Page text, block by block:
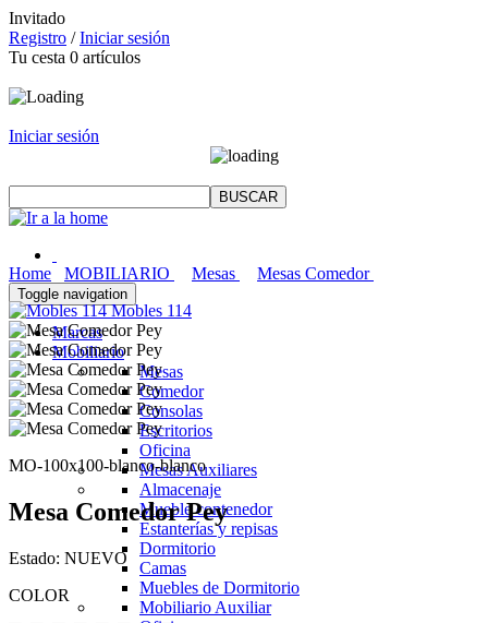
Invitado
Registro /Iniciar sesión
Tu cesta 0 artículos
Iniciar sesión
Toggle navigation
Marcas
Mobiliario
Mesas
Comedor
Consolas
Escritorios
Oficina
Mesas Auxiliares
Almacenaje
Mueble contenedor
Estanterías y repisas
Dormitorio
Camas
Muebles de Dormitorio
Mobiliario Auxiliar
Home MOBILIARIO Mesas
Mesas Comedor
Mobles 114
MO-100x100-blanco-blanco
Mesa Comedor Pey
Estado: NUEVO
COLOR